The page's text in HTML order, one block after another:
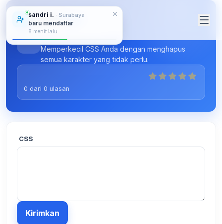
ALAT-ALAT DARING
Pemadat CSS
Memperkecil CSS Anda dengan menghapus
semua karakter yang tidak perlu.
0 dari 0 ulasan
CSS
Kirimkan
sandri i. · Surabaya
baru mendaftar
8 menit lalu